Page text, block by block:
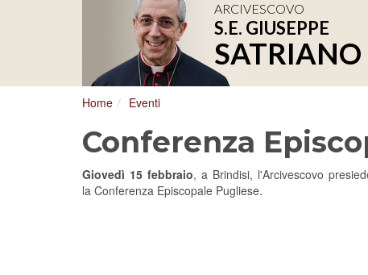
ARCIVESCOVO
S.E. GIUSEPPE
SATRIANO
Home Eventi
Conferenza
Giovedì 15 febbraio, a Brindisi, l'Arcivescovo
la Conferenza Episcopale Pugliese.